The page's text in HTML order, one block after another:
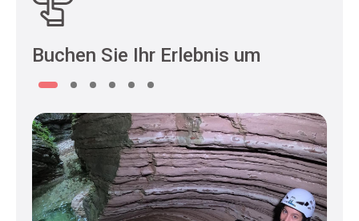
Buchen Sie Ihr Erlebnis um